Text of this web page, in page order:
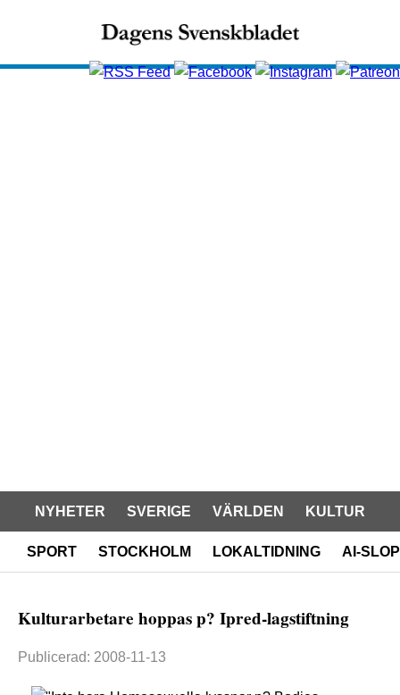
NYHETER SVERIGE VÄRLDEN KULTUR
SPORT STOCKHOLM LOKALTIDNING AI-SLOP
Kulturarbetare hoppas p? Ipred-lagstiftning
Publicerad: 2008-11-13